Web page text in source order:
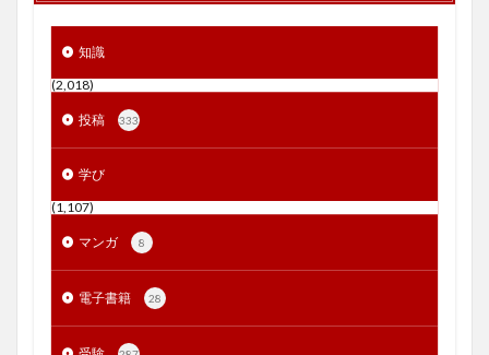
知識
(2,018)
投稿 333
学び
(1,107)
マンガ 8
電子書籍 28